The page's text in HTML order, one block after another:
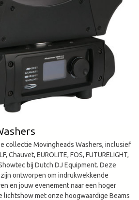
collectie Movingheads Washers, inclusief
Chauvet, EUROLITE, FOS, FUTURELIGHT,
bij Dutch DJ Equipment. Deze
ontworpen om indrukwekkende
en jouw evenement naar een hoger
lichtshow met onze hoogwaardige Beams